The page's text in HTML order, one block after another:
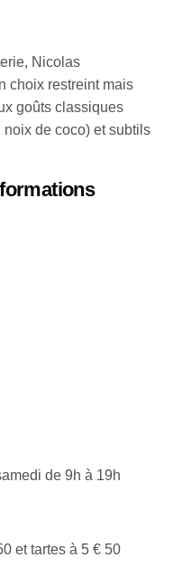
Nicolas
choix restreint mais
goûts classiques
de coco) et subtils
de 9h à 19h
et tartes à 5 € 50